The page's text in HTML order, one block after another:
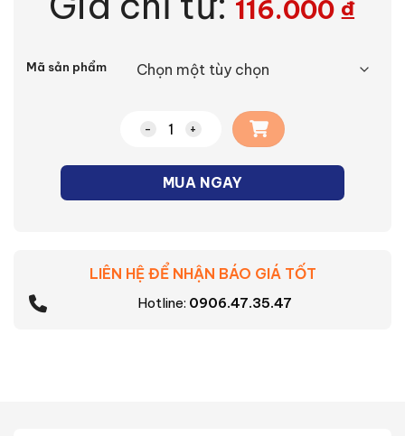
116.000 ₫
Mã sản phẩm
Bộ 2 công tắc B 1 chiều Moderva
MUA NGAY
LIÊN HỆ ĐỂ NHẬN BÁO GIÁ TỐT
Hotline: 0906.47.35.47